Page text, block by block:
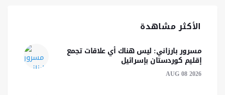
الأكثر مشاهدة
مسرور بارزاني: ليس هناك أي علاقات تجمع
إقليم كوردستان بإسرائيل
AUG 08 2026